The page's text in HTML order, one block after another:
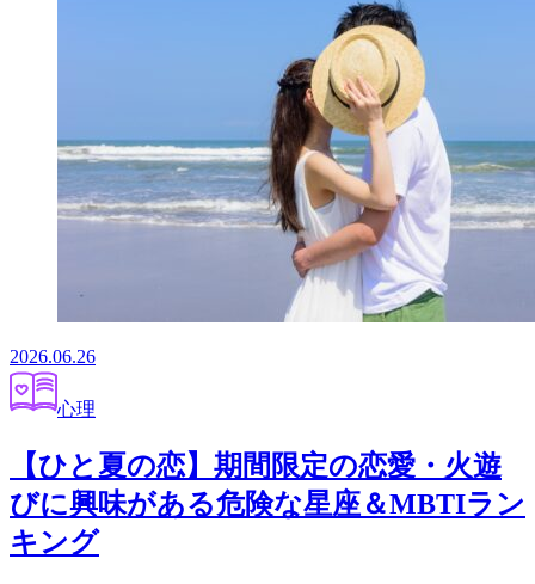
2026.06.26
心理
【ひと夏の恋】期間限定の恋愛・火遊
びに興味がある危険な星座＆MBTIラン
キング